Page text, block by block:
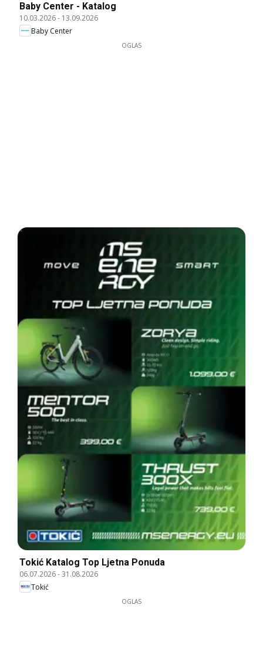
Baby Center - Katalog
10.03.2026- 13.09.2026
Baby Center
OGLAS
Tokić Katalog Top Ljetna Ponuda
06.07.2026-31.08.2026
Tokić
OGLAS